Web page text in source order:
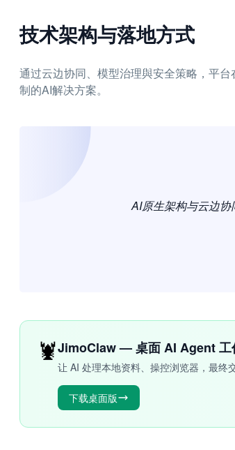
技术架构与落地方式
通过云边协同、模型治理與安全策略，平
制的AI解决方案。
AI原生架构与云边
🦞JimoClaw — 桌面 AI Agent 工
让 AI 处理本地资料、操控浏览器，最终
下载桌面版